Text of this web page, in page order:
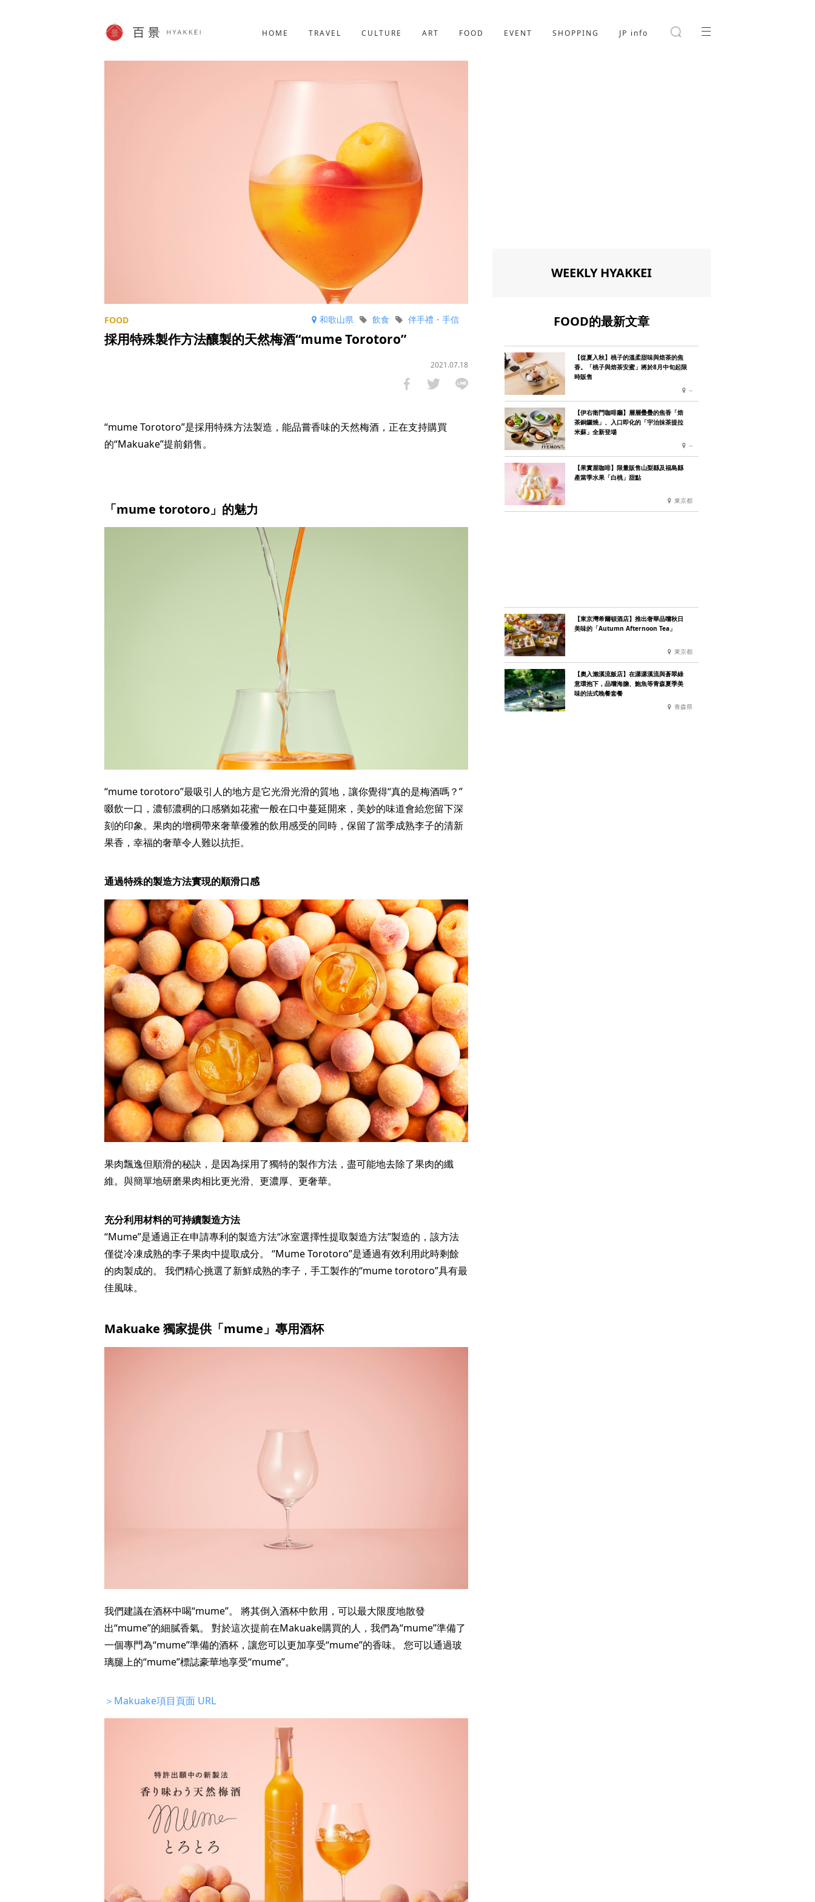
HOME TRAVEL CULTURE ART FOOD EVENT SHOPPING JP info
SHOPPING
JP info
和歌山県 伴手禮・手信
飲食
採用特殊製作方法釀製的天然梅酒“mume Torotoro”
2021.07.18
“mume Torotoro”是採用特殊方法製造，能品嘗香味的天然梅酒，正在支持購買
的“Makuake”提前銷售。
「mume torotoro」的魅力
“mume torotoro”最吸引人的地方是它光滑光滑的質地，讓你覺得“真的是梅酒嗎？”
啜飲一口，濃郁濃稠的口感猶如花蜜一般在口中蔓延開來，美妙的味道會給您留下深
刻的印象。果肉的增稠帶來奢華優雅的飲用感受的同時，保留了當季成熟李子的清新
果香，幸福的奢華令人難以抗拒。
通過特殊的製造方法實現的順滑口感
果肉飄逸但順滑的秘訣，是因為採用了獨特的製作方法，盡可能地去除了果肉的纖
維。與簡單地研磨果肉相比更光滑、更濃厚、更奢華。
充分利用材料的可持續製造方法
“Mume”是通過正在申請專利的製造方法“冰室選擇性提取製造方法”製造的，該方法
僅從冷凍成熟的李子果肉中提取成分。 “Mume Torotoro”是通過有效利用此時剩餘
的肉製成的。 我們精心挑選了新鮮成熟的李子，手工製作的“mume torotoro”具有最
佳風味。
Makuake 獨家提供「mume」專用酒杯
我們建議在酒杯中喝“mume”。 將其倒入酒杯中飲用，可以最大限度地散發
出“mume”的細膩香氣。 對於這次提前在Makuake購買的人，我們為“mume”準備了
一個專門為“mume”準備的酒杯，讓您可以更加享受“mume”的香味。 您可以通過玻
璃腿上的“mume”標誌豪華地享受“mume”。
＞Makuake項目頁面 URL
WEEKLY HYAKKEI
FOOD的最新文章
【從夏入秋】桃子的溫柔甜味與焙茶的焦
香。「桃子與焙茶安蜜」將於8月中旬起限
時販售
--
【伊右衛門咖啡廳】層層疊疊的焦香「焙
茶銅鑼燒」、入口即化的「宇治抹茶提拉
米蘇」全新登場
--
【果實屋咖啡】限量販售山梨縣及福島縣
產當季水果「白桃」甜點
東京都
【東京灣希爾頓酒店】推出奢華品嚐秋日
美味的「Autumn Afternoon Tea」
東京都
【奧入瀨溪流飯店】在潺潺溪流與蒼翠綠
意環抱下，品嚐海膽、鮑魚等青森夏季美
味的法式晚餐套餐
青森県